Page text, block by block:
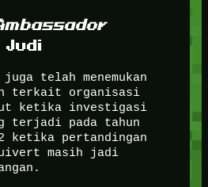
Judi
telah menemukan
terkait organisasi
ketika investigasi
terjadi pada tahun
ketika pertandingan
masih jadi